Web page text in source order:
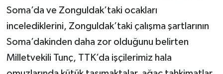
Soma’da ve Zonguldak’taki ocakları
incelediklerini, Zonguldak’taki çalışma şartlarının
Soma’dakinden daha zor olduğunu belirten
Milletvekili Tunç, TTK’da işçilerimiz hala